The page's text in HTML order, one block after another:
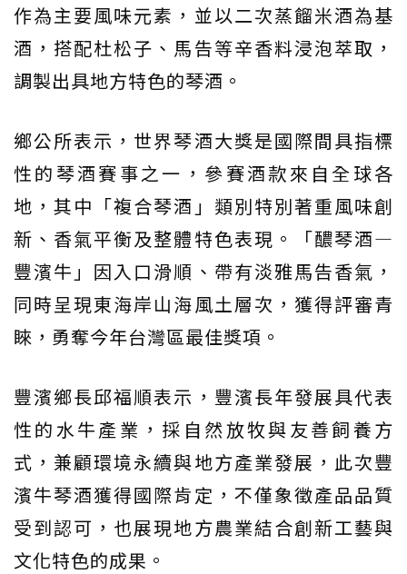
作為主要風味元素，並以二次蒸餾米酒為基
酒，搭配杜松子、馬告等辛香料浸泡萃取，
調製出具地方特色的琴酒。
鄉公所表示，世界琴酒大獎是國際間具指標
性的琴酒賽事之一，參賽酒款來自全球各
地，其中「複合琴酒」類別特別著重風味創
新、香氣平衡及整體特色表現。「醲琴酒—
豐濱牛」因入口滑順、帶有淡雅馬告香氣，
同時呈現東海岸山海風土層次，獲得評審青
睞，勇奪今年台灣區最佳獎項。
豐濱鄉長邱福順表示，豐濱長年發展具代表
性的水牛產業，採自然放牧與友善飼養方
式，兼顧環境永續與地方產業發展，此次豐
濱牛琴酒獲得國際肯定，不僅象徵產品品質
受到認可，也展現地方農業結合創新工藝與
文化特色的成果。